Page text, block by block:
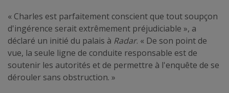
« Charles est parfaitement conscient que tout soupçon
d'ingérence serait extrêmement préjudiciable », a
déclaré un initié du palais à Radar. « De son point de
vue, la seule ligne de conduite responsable est de
soutenir les autorités et de permettre à l'enquête de se
dérouler sans obstruction. »